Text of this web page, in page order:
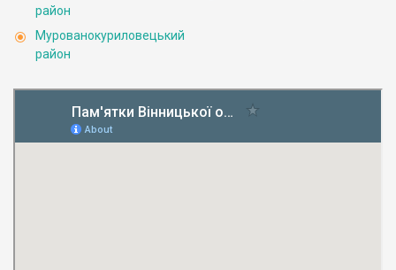
район
Мурованокуриловецький
район